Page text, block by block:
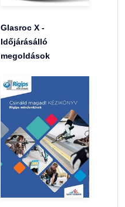
Glasroc X -
Időjárásálló
megoldások